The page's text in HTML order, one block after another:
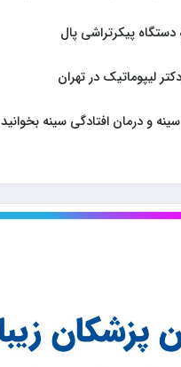
دستگاه پیکرتراشی پال
لیپوماتیک در تهران
و درمان افتادگی سینه بخوانید